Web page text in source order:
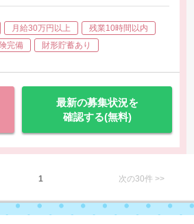
）
り
月給30万円以上
残業10時間以内
完備 財形貯蓄あり
最新の募集状況を
確認する(無料)
1 次の30件 >>